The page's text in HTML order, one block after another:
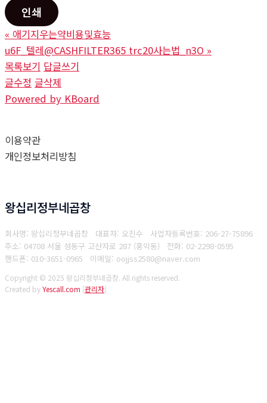
인쇄
« 애기지우는약비용및효능
u6F_텔레@CASHFILTER365 trc20사는법_n3O »
목록보기 답글쓰기
글수정 글삭제
Powered by KBoard
이용약관
개인정보처리방침
왕십리정부네곱창
회사명: 왕십리정부네곱창 대표자: 오진수 사업자등록번호: 206-27-75896
주소: 04708 서울 성동구 고산자로 287 (홍익동) 전화: 02-2298-0595
핸드폰: 010-3651-0965
이메일: oojjss2580@naver.com
Copyright © 2025 왕십리정부네곱창. All rights reserved.
Created byYescall.com [관리자]